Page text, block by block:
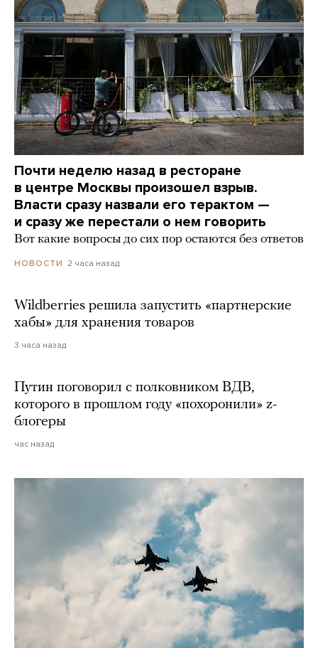
Почти неделю назад в ресторане
в центре Москвы произошел взрыв.
Власти сразу назвали его терактом —
и сразу же перестали о нем говорить
Вот какие вопросы до сих пор остаются без ответов
НОВОСТИ 2 часа назад
Wildberries решила запустить «партнерские
хабы» для хранения товаров
3 часа назад
Путин поговорил с полковником ВДВ,
которого в прошлом году «похоронили» z-
блогеры
час назад